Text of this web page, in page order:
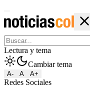
Lectura y tema
Cambiar tema
A- A A+
Redes Sociales